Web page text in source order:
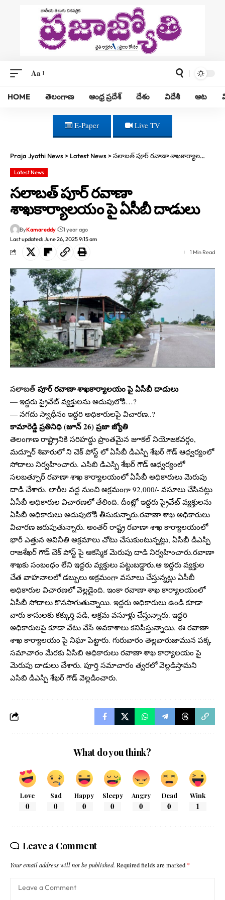
Aa
HOME తెలంగాణ ఆంధ్ర ప్రదేశ్ దేశం విదేశీ ఆట
E-Paper Live TV
Praja Jyothi News> Latest News>సలాబత్ పూర్ రవాణా శాఖకార్యాలయం పై ఏసీబీ దాడులు
Latest News
సలాబత్ పూర్ రవాణా
శాఖకార్యాలయం పై ఏసీబీ దాడులు
Last updated: June 26, 2025 9:15 am
ByKamareddy 1 year ago
1 Min Read
సలాబత్పూర్ రవాణా శాఖకార్యాలయం పై ఏసీబీదాడులు
— ఇద్దరు ప్రైవేట్ వ్యక్తులను అదుపులోకి…?
— నగదు స్వాధీనం ఇద్దరి అధికారులపై విచారణ..?
కామారెడ్డి ప్రతినిధి (జూన్ 26) ప్రజా జ్యోతి
తెలంగాణ రాష్ట్రానికి సరిహద్దు ప్రాంతమైన జూకల్ నియోజకవర్గం,
మద్నూర్ శివారులో ని చెక్ పోస్ట్ లో ఏసీబీ డిఎస్పి శేఖర్ గౌడ్ ఆధ్వర్యంలో
సోదాలు నిర్వహించారు. ఎసిబి డిఎస్పి శేఖర్ గౌడ్ ఆధ్వర్యంలో
సలబత్పూర్ రవాణా శాఖ కార్యాలయంలో ఏసీబీ అధికారులు మెరుపు
దాడి చేశారు. లారీల వద్ద నుంచి అక్రమంగా 92,000/- వసూలు చేసినట్లు
ఏసీబీ అధికారుల విచారణలో తేలింది. దీంట్లో ఇద్దరు ప్రైవేట్ వ్యక్తులను
ఏసీబీ అధికారులు అదుపులోకి తీసుకున్నారు.రవాణా శాఖ అధికారులు
విచారణ జరుపుతున్నారు. అంతర్ రాష్ట్ర రవాణా శాఖ కార్యాలయంలో
భారీ ఎత్తున అవినీతి అక్రమాలు చోటు చేసుకుంటున్నట్లు, ఏసీబీ డిఎస్పి
రాజశేఖర్ గౌడ్ చెక్ పోస్ట్ పై ఆకస్మిక మెరుపు దాడి నిర్వహించారు.రవాణా
శాఖకు సంబంధం లేని ఇద్దరు వ్యక్తులు పట్టుబడ్డారు.ఆ ఇద్దరు వ్యక్తుల
చేత వాహనాలలో డబ్బులు అక్రమంగా వసూలు చేస్తున్నట్లు ఏసీబీ
అధికారుల విచారణలో వెల్లడైంది. ఇంకా రవాణా శాఖ కార్యాలయంలో
ఏసీబీ సోదాలు కొనసాగుతున్నాయి. ఇద్దరు అధికారులు ఉండి కూడా
వారు కాసులకు కక్కుర్తి పడి, అక్రమ వసూళ్లు చేస్తున్నారు. ఇద్దరి
అధికారులపై కూడా వేటు వేసే అవకాశాలు కనిపిస్తున్నాయి. ఈ రవాణా
శాఖ కార్యాలయం పై నిఘా పెట్టారు. గురువారం తెల్లవారుజామున పక్క
సమాచారం మేరకు ఏసిబి అధికారులు రవాణా శాఖ కార్యాలయం పై
మెరుపు దాడులు చేశారు. పూర్తి సమాచారం త్వరలో వెల్లడిస్తామని
ఎసిబి డిఎస్పి శేఖర్ గౌడ్ వెల్లడించారు.
What do you think?
Love
0
Sad
0
Happy
0
Sleepy
0
Angry
0
Dead
0
Wink
1
Leave a Comment
Your email address will not be published. Required fields are marked *